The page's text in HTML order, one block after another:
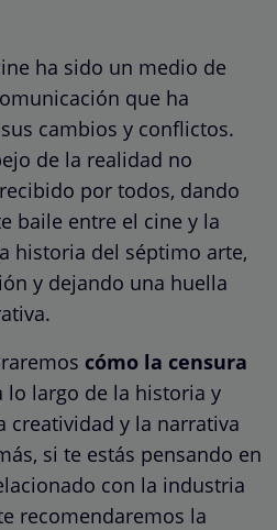
ha sido un medio de
que ha
cambios y conflictos.
de la realidad no
por todos, dando
baile entre el cine y la
historia del séptimo arte,
y dejando una huella
cómo la censura
lo largo de la historia y
creatividad y la narrativa
si te estás pensando en
con la industria
recomendaremos la